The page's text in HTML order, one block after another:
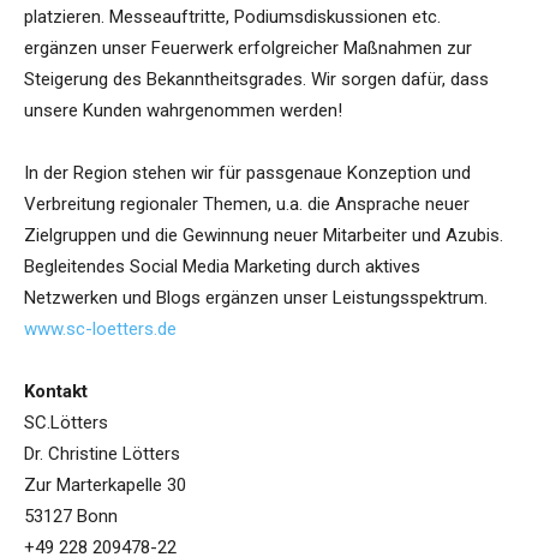
platzieren. Messeauftritte, Podiumsdiskussionen etc.
ergänzen unser Feuerwerk erfolgreicher Maßnahmen zur
Steigerung des Bekanntheitsgrades. Wir sorgen dafür, dass
unsere Kunden wahrgenommen werden!
In der Region stehen wir für passgenaue Konzeption und
Verbreitung regionaler Themen, u.a. die Ansprache neuer
Zielgruppen und die Gewinnung neuer Mitarbeiter und Azubis.
Begleitendes Social Media Marketing durch aktives
Netzwerken und Blogs ergänzen unser Leistungsspektrum.
www.sc-loetters.de
Kontakt
SC.Lötters
Dr. Christine Lötters
Zur Marterkapelle 30
53127 Bonn
+49 228 209478-22